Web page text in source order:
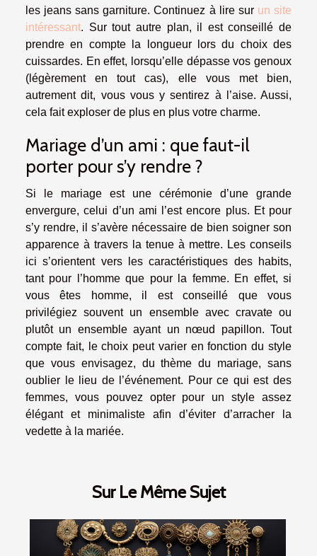
les jeans sans garniture. Continuez à lire sur un site
intéressant. Sur tout autre plan, il est conseillé de
prendre en compte la longueur lors du choix des
cuissardes. En effet, lorsqu’elle dépasse vos genoux
(légèrement en tout cas), elle vous met bien,
autrement dit, vous vous y sentirez à l’aise. Aussi,
cela fait exploser de plus en plus votre charme.
Mariage d’un ami : que faut-il
porter pour s’y rendre ?
Si le mariage est une cérémonie d’une grande
envergure, celui d’un ami l’est encore plus. Et pour
s’y rendre, il s’avère nécessaire de bien soigner son
apparence à travers la tenue à mettre. Les conseils
ici s’orientent vers les caractéristiques des habits,
tant pour l’homme que pour la femme. En effet, si
vous êtes homme, il est conseillé que vous
privilégiez souvent un ensemble avec cravate ou
plutôt un ensemble ayant un nœud papillon. Tout
compte fait, le choix peut varier en fonction du style
que vous envisagez, du thème du mariage, sans
oublier le lieu de l’événement. Pour ce qui est des
femmes, vous pouvez opter pour un style assez
élégant et minimaliste afin d’éviter d’arracher la
vedette à la mariée.
Sur Le Même Sujet